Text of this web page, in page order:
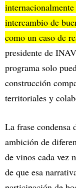
intercambio de
como un caso de
presidente de
programa solo
construcción
territoriales y
La frase condensa
ambición de
de vinos cada vez
de que esa